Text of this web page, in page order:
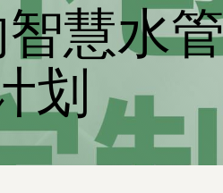
慧水
划